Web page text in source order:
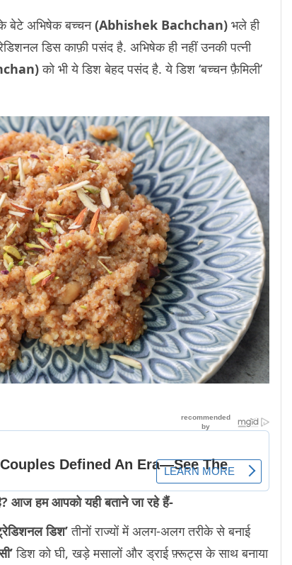
बेटे अभिषेक बच्चन(Abhishek Bachchan) भले ही
डिस काफ़ी पसंद है. अभिषेक ही नहीं उनकी पत्नी
को भी ये डिश बेहद पसंद है. ये डिश ‘बच्चन फ़ैमिली’
आज हम आपको यही बताने जा रहे हैं-
डिश’तीनों राज्यों में अलग-अलग तरीके से बनाई
डिश को घी, खड़े मसालों और ड्राई फ़्रूट्स के साथ बनाया